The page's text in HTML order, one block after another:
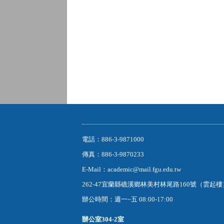
電話：886-3-9871000
傳真：886-3-9870233
E-Mail：academic@mail.fgu.edu.tw
262-47宜蘭縣礁溪鄉林美村林尾路160號（雲起
辦公時間：週一~五 08:00-17:00
辦公室304-2室